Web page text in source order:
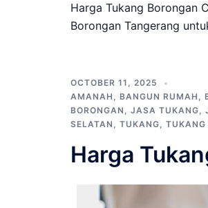
Harga Tukang Borongan
Borongan Tangerang
OCTOBER 11, 2025
AMANAH , BANGUN RUMAH ,
BORONGAN , JASA TUKANG,
SELATAN , TUKANG, TUKANG
Harga